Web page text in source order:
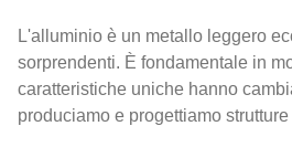
L'alluminio è un metallo leggero
sorprendenti. È fondamentale in
caratteristiche uniche hanno
produciamo e progettiamo